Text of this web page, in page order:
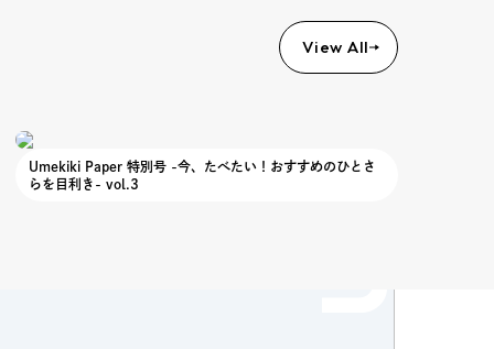
Column
View All
Umekiki Paper 特別号 -今、たべたい！おすすめのひとさ
らを目利き- vol.3